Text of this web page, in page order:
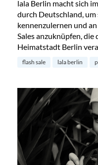
lala Berlin macht sich
durch Deutschland,
kennenzulernen und
Sales anzuknüpfen, die
Heimatstadt Berlin
flash sale lala berlin